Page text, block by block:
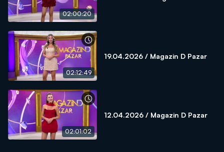
02:00:20
02:12:49
19.04.2026 / Magazin D Pazar
02:01:02
12.04.2026 / Magazin D Pazar